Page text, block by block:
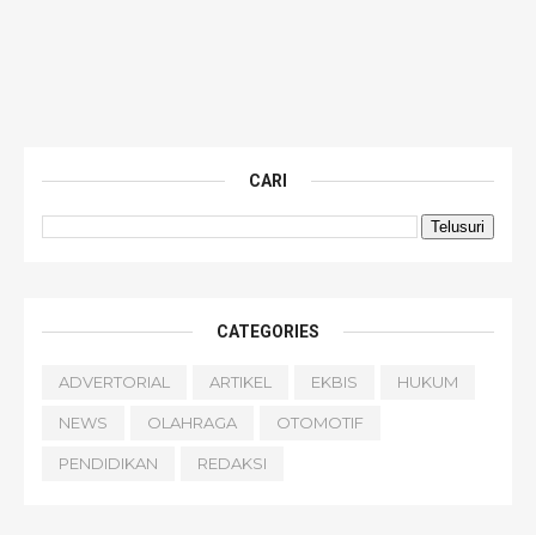
CARI
CATEGORIES
ADVERTORIAL ARTIKEL EKBIS HUKUM
NEWS OLAHRAGA OTOMOTIF
PENDIDIKAN REDAKSI